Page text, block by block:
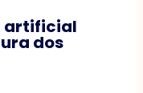
artificial
dos